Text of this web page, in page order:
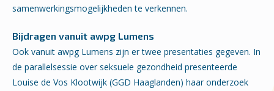
samenwerkingsmogelijkheden te verkennen.
Bijdragen vanuit awpg Lumens
Ook vanuit awpg Lumens zijn er twee presentaties gegeven. In
de parallelsessie over seksuele gezondheid presenteerde
Louise de Vos Klootwijk (GGD Haaglanden) haar onderzoek